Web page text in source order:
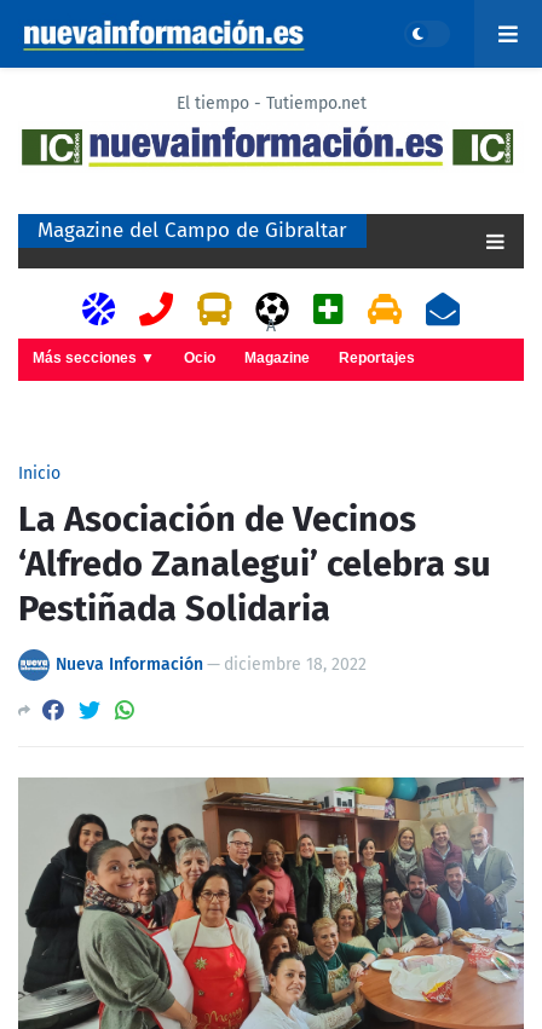
El tiempo - Tutiempo.net
Magazine del Campo de Gibraltar
A
Más secciones ▼ Ocio Magazine Reportajes
Inicio
La Asociación de Vecinos
‘Alfredo Zanalegui’ celebra su
Pestiñada Solidaria
Nueva Información— diciembre 18, 2022